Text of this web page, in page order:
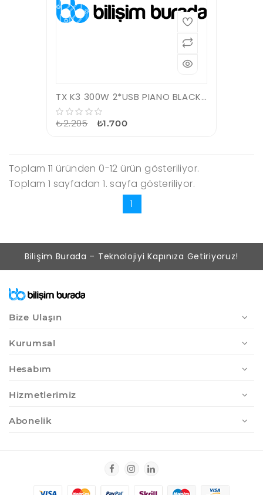
TX K3 300W 2*USB PIANO BLACK ATX KASA
₺2.205 ₺1.700
Toplam 11 üründen 0-12 ürün gösteriliyor.
Toplam 1 sayfadan 1. sayfa gösteriliyor.
1
Bilişim Burada – Teknolojiyi Kapınıza Getiriyoruz!
Bize Ulaşın
Kurumsal
Hesabım
Hizmetlerimiz
Abonelik